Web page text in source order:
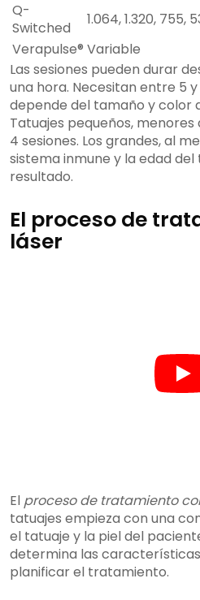
Q-
Switched
1.064, 1.320, 755,
Verapulse® Variable
Las sesiones pueden durar
una hora. Necesitan entre 5
depende del tamaño y color
Tatuajes pequeños,
4 sesiones. Los grandes, al
sistema inmune y la edad
resultado.
El proceso de
láser
El proceso de tratamiento
tatuajes empieza con una
el tatuaje y la piel del
determina las
planificar el tratamiento.